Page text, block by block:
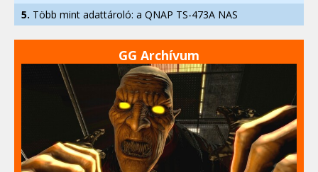
5. Több mint adattároló: a QNAP TS-473A NAS
GG Archívum